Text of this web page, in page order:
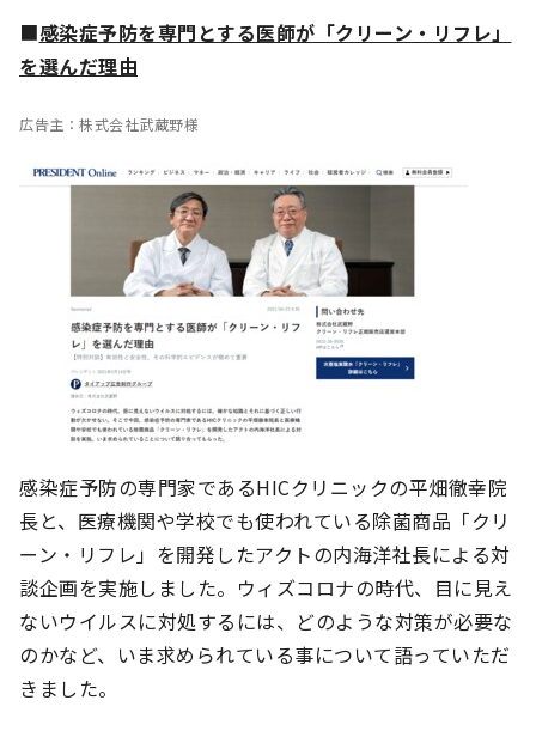
■感染症予防を専門とする医師が「クリーン・リフレ」
を選んだ理由
広告主：株式会社武蔵野様
感染症予防の専門家であるHICクリニックの平畑徹幸院
長と、医療機関や学校でも使われている除菌商品「クリ
ーン・リフレ」を開発したアクトの内海洋社長による対
談企画を実施しました。ウィズコロナの時代、目に見え
ないウイルスに対処するには、どのような対策が必要な
のかなど、いま求められている事について語っていただ
きました。